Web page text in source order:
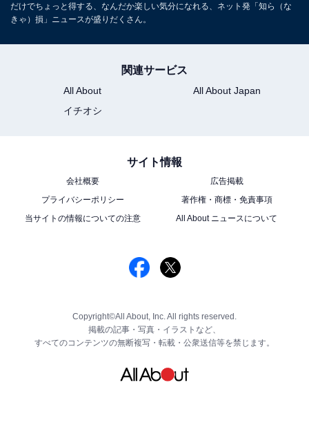
だけでちょっと得する、なんだか楽しい気分になれる、ネット発「知ら（な
きゃ）損」ニュースが盛りだくさん。
関連サービス
All About
All About Japan
イチオシ
サイト情報
会社概要
広告掲載
プライバシーポリシー
著作権・商標・免責事項
当サイトの情報についての注意
All About ニュースについて
Copyright©All About, Inc. All rights reserved.
掲載の記事・写真・イラストなど、
すべてのコンテンツの無断複写・転載・公衆送信等を禁じます。